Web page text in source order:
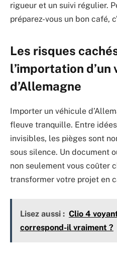
rigueur et un suivi régulier.
préparez-vous un bon café,
Les risques
l’importation d’un
d’Allemagne
Importer un véhicule
fleuve tranquille. Entre
invisibles, les pièges sont
sous silence. Un document
non seulement vous coûter
transformer votre projet en
Lisez aussi : Clio 4
correspond-il vraiment ?